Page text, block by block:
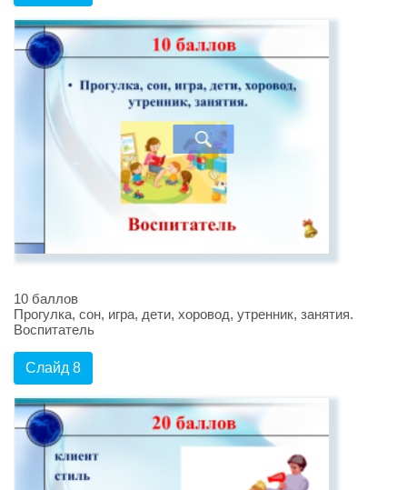
10 баллов
Прогулка, сон, игра, дети, хоровод, утренник, занятия.
Воспитатель
Слайд 8